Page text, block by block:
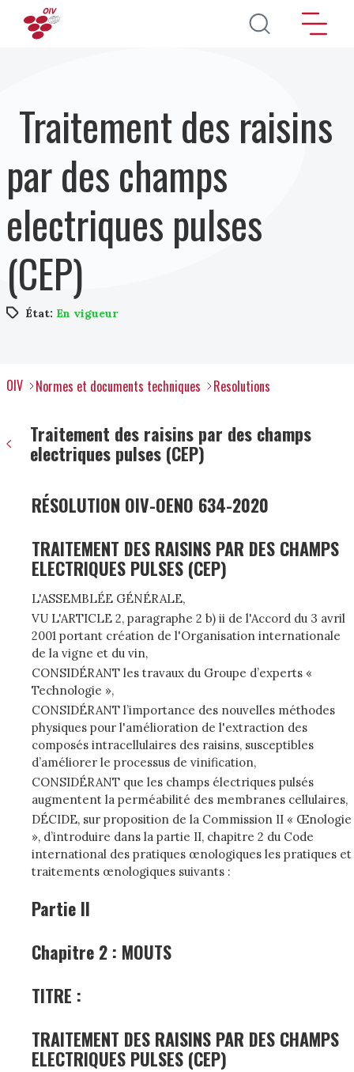
Aller au contenu principal
Traitement des raisins
par des champs
electriques pulses
(CEP)
État: En vigueur
OIV Normes et documents techniques Resolutions
Traitement des raisins par des champs
electriques pulses (CEP)
RÉSOLUTION OIV-OENO 634-2020
TRAITEMENT DES RAISINS PAR DES CHAMPS
ELECTRIQUES PULSES (CEP)
L'ASSEMBLÉE GÉNÉRALE,
VU L'ARTICLE 2, paragraphe 2 b) ii de l'Accord du 3 avril
2001 portant création de l'Organisation internationale
de la vigne et du vin,
CONSIDÉRANT les travaux du Groupe d’experts «
Technologie »,
CONSIDÉRANT l’importance des nouvelles méthodes
physiques pour l'amélioration de l'extraction des
composés intracellulaires des raisins, susceptibles
d’améliorer le processus de vinification,
CONSIDÉRANT que les champs électriques pulsés
augmentent la perméabilité des membranes cellulaires,
DÉCIDE, sur proposition de la Commission II « Œnologie
», d’introduire dans la partie II, chapitre 2 du Code
international des pratiques œnologiques les pratiques et
traitements œnologiques suivants :
Partie II
Chapitre 2 : MOUTS
TITRE :
TRAITEMENT DES RAISINS PAR DES CHAMPS
ELECTRIQUES PULSES (CEP)